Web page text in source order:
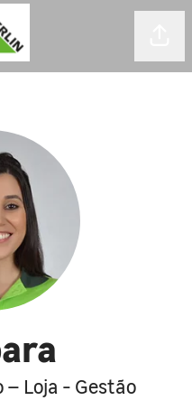
– Loja - Gestão